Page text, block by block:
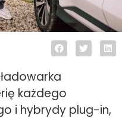
każdego
i hybrydy plug-in,